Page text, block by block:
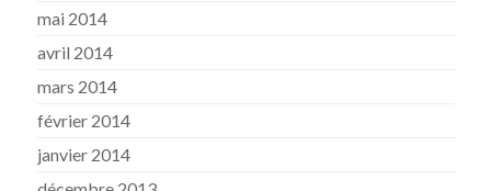
mai 2014
avril 2014
mars 2014
février 2014
janvier 2014